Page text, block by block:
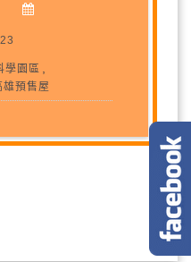
學園區 ,
雄預售屋